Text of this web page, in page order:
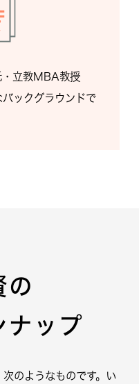
・立教MBA教授
バックグラウンドで
の
ナップ
のようなものです。い